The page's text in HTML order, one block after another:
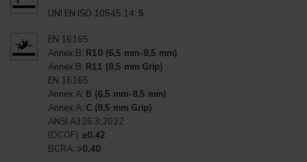
UNI EN ISO 10545.14: 5
EN 16165
Annex B: R10 (6,5 mm-8,5 mm)
Annex B: R11 (8,5 mm Grip)
EN 16165
Annex A: B (6,5 mm-8,5 mm)
Annex A: C (8,5 mm Grip)
ANSI A326.3:2022
(DCOF): ≥0,42
BCRA: >0,40